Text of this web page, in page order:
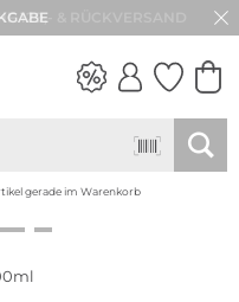
gerade im Warenkorb